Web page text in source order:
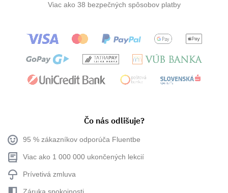
Viac ako 38 bezpečných spôsobov platby
Čo nás odlišuje?
95 % zákazníkov odporúča Fluentbe
Viac ako 1 000 000 ukončených lekcií
Prívetivá zmluva